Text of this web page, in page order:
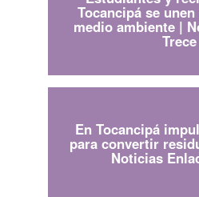
Tocancipá se
medio ambiente |
Trece
En Tocancipá
para convertir
Noticias